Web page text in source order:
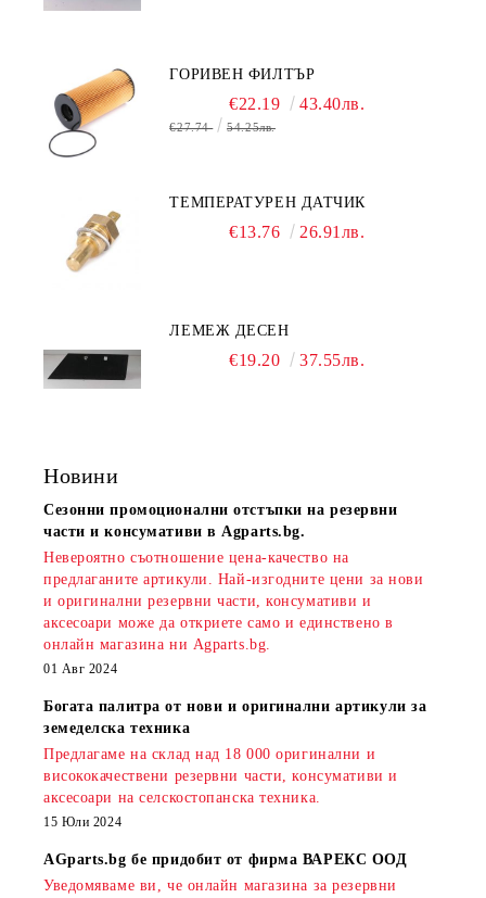
ГОРИВЕН ФИЛТЪР
€22.19 43.40лв.
€27.74 54.25лв.
ТЕМПЕРАТУРЕН ДАТЧИК
€13.76 26.91лв.
ЛЕМЕЖ ДЕСЕН
€19.20 37.55лв.
Новини
Сезонни промоционални отстъпки на резервни
части и консумативи в Agparts.bg.
Невероятно съотношение цена-качество на
предлаганите артикули. Най-изгодните цени за нови
и оригинални резервни части, консумативи и
аксесоари може да откриете само и единствено в
онлайн магазина ни Agparts.bg.
01 Авг 2024
Богата палитра от нови и оригинални артикули за
земеделска техника
Предлагаме на склад над 18 000 оригинални и
висококачествени резервни части, консумативи и
аксесоари на селскостопанска техника.
15 Юли 2024
AGparts.bg бе придобит от фирма ВАРЕКС ООД
Уведомяваме ви, че онлайн магазина за резервни